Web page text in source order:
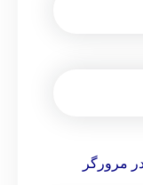
مرورگر